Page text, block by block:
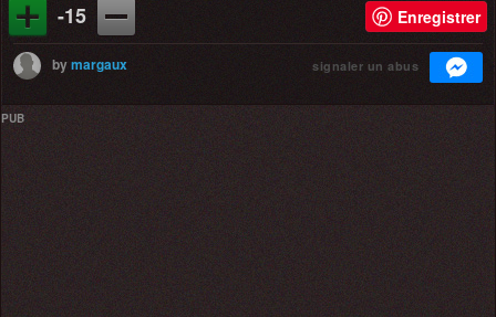
-15 Enregistrer
bymargaux signaler un abus
PUB